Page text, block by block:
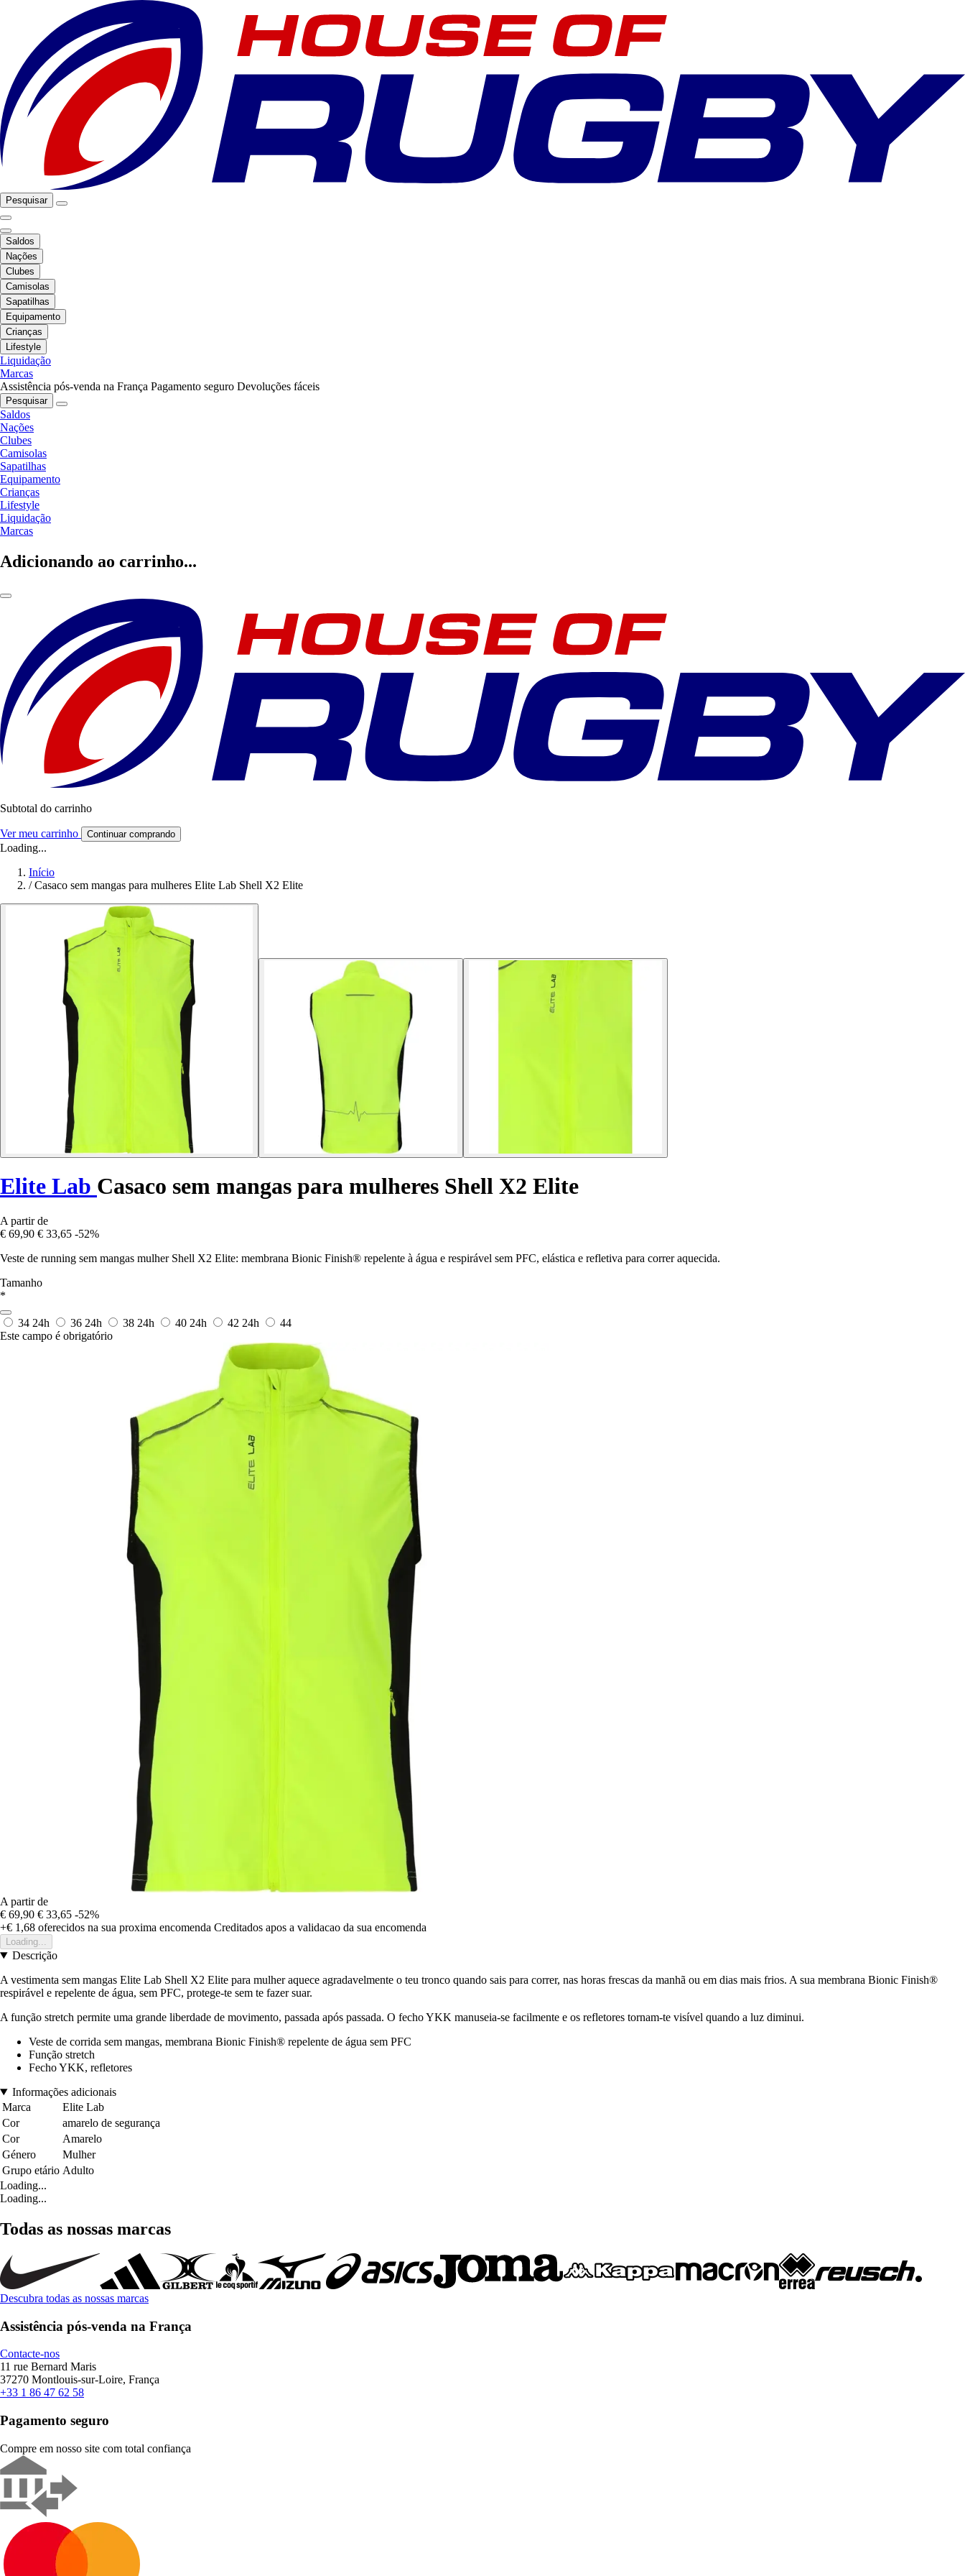
Pesquisar
Saldos
Nações
Clubes
Camisolas
Sapatilhas
Equipamento
Crianças
Lifestyle
Liquidação
Marcas
Assistência pós-venda na França Pagamento seguro Devoluções fáceis
Pesquisar
Saldos
Nações
Clubes
Camisolas
Sapatilhas
Equipamento
Crianças
Lifestyle
Liquidação
Marcas
Adicionando ao carrinho...
Subtotal do carrinho
Ver meu carrinho Continuar comprando
Loading...
Início
/ Casaco sem mangas para mulheres Elite Lab Shell X2 Elite
Elite Lab Casaco sem mangas para mulheres Shell X2 Elite
A partir de
€ 69,90 € 33,65 -52%
Veste de running sem mangas mulher Shell X2 Elite: membrana Bionic Finish® repelente à água e respirável sem PFC, elástica e refletiva para correr aquecida.
Tamanho
*
34 24h 36 24h 38 24h 40 24h 42 24h
44
Este campo é obrigatório
A partir de
€ 69,90 € 33,65 -52%
+€ 1,68 oferecidos na sua proxima encomenda Creditados apos a validacao da sua encomenda
Loading...
Descrição
A vestimenta sem mangas Elite Lab Shell X2 Elite para mulher aquece agradavelmente o teu tronco quando sais para correr, nas horas frescas da manhã ou em dias mais frios. A sua membrana Bionic Finish®
respirável e repelente de água, sem PFC, protege-te sem te fazer suar.
A função stretch permite uma grande liberdade de movimento, passada após passada. O fecho YKK manuseia-se facilmente e os refletores tornam-te visível quando a luz diminui.
Veste de corrida sem mangas, membrana Bionic Finish® repelente de água sem PFC
Função stretch
Fecho YKK, refletores
Informações adicionais
Marca
Elite Lab
Cor
amarelo de segurança
Cor
Amarelo
Género
Mulher
Grupo etário Adulto
Loading...
Loading...
Todas as nossas marcas
Descubra todas as nossas marcas
Assistência pós-venda na França
Contacte-nos
11 rue Bernard Maris
37270 Montlouis-sur-Loire, França
+33 1 86 47 62 58
Pagamento seguro
Compre em nosso site com total confiança